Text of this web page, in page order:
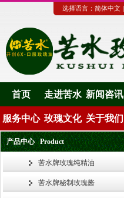
选择语言： 简体中文 |
首页 走进苦水 新闻咨讯
服务中心 玫瑰文化 关于我们
产品中心 Product
苦水牌玫瑰纯精油
苦水牌秘制玫瑰酱